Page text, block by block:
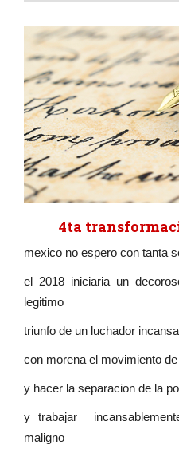
4ta
mexico no espero con tanta
el 2018 iniciaria un
legitimo
triunfo de un luchador
con morena el movimiento
y hacer la separacion de la
y trabajar
maligno